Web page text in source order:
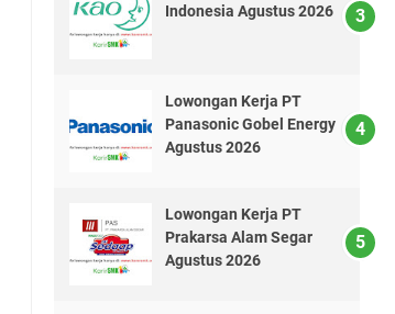
Indonesia Agustus 2026
Lowongan Kerja PT
Panasonic Gobel Energy
Agustus 2026
Lowongan Kerja PT
Prakarsa Alam Segar
Agustus 2026